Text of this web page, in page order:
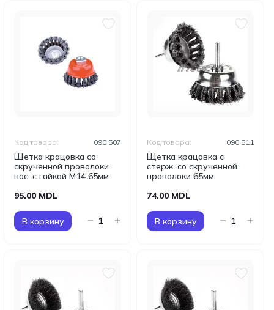
Щетка крацовка со
скрученной проволоки
нас. с гайкой М14 65мм
Код товара: 090 507
95.00 MDL
В корзину
Щетка крацовка с
стерж. со скрученной
проволоки 65мм
Код товара: 090 511
74.00 MDL
В корзину